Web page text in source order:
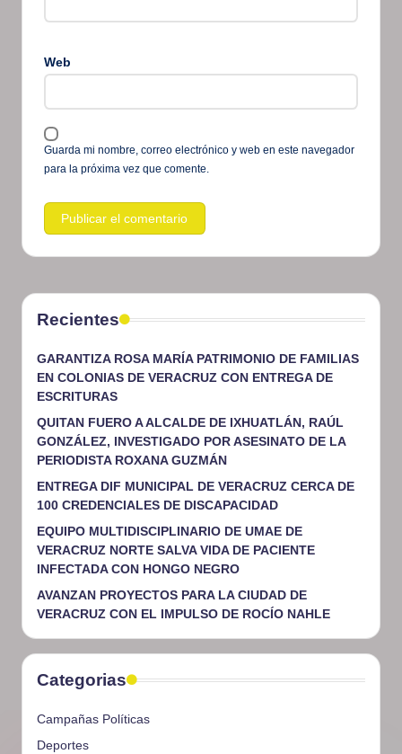
Web
Guarda mi nombre, correo electrónico y web en este navegador
para la próxima vez que comente.
Recientes
GARANTIZA ROSA MARÍA PATRIMONIO DE FAMILIAS
EN COLONIAS DE VERACRUZ CON ENTREGA DE
ESCRITURAS
QUITAN FUERO A ALCALDE DE IXHUATLÁN, RAÚL
GONZÁLEZ, INVESTIGADO POR ASESINATO DE LA
PERIODISTA ROXANA GUZMÁN
ENTREGA DIF MUNICIPAL DE VERACRUZ CERCA DE
100 CREDENCIALES DE DISCAPACIDAD
EQUIPO MULTIDISCIPLINARIO DE UMAE DE
VERACRUZ NORTE SALVA VIDA DE PACIENTE
INFECTADA CON HONGO NEGRO
AVANZAN PROYECTOS PARA LA CIUDAD DE
VERACRUZ CON EL IMPULSO DE ROCÍO NAHLE
Categorias
Campañas Políticas
Deportes